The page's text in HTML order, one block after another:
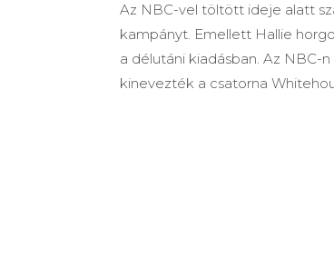
Az NBC-vel töltött ideje alatt
kampányt. Emellett Hallie
a délutáni kiadásban. Az NBC-
kinevezték a csatorna